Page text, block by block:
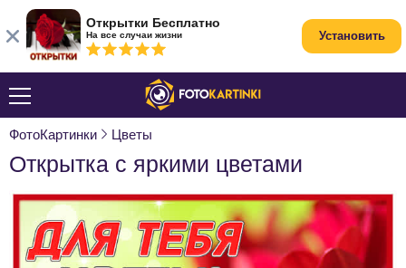
ФотоКартинки Цветы
Открытка с яркими цветами
Открытки Бесплатно
На все случаи жизни Установить